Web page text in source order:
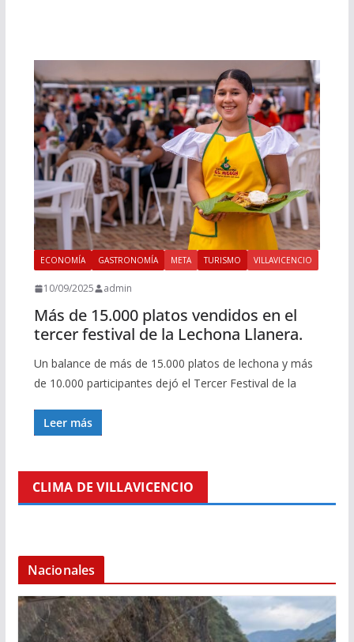
ECONOMÍA GASTRONOMÍA META TURISMO VILLAVICENCIO
10/09/2025 admin
Más de 15.000 platos vendidos en el
tercer festival de la Lechona Llanera.
Un balance de más de 15.000 platos de lechona y más
de 10.000 participantes dejó el Tercer Festival de la
Leer más
CLIMA DE VILLAVICENCIO
Nacionales